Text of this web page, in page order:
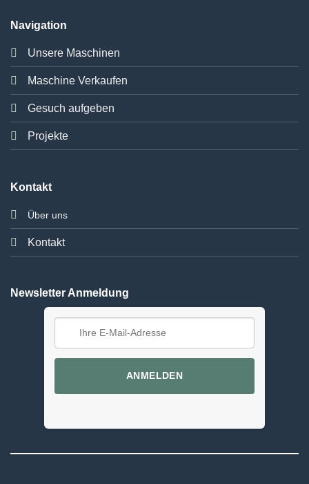
Navigation
Unsere Maschinen
Maschine Verkaufen
Gesuch aufgeben
Projekte
Kontakt
Über uns
Kontakt
Newsletter Anmeldung
ANMELDEN